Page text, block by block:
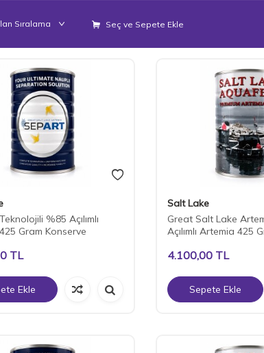
Seç ve Sepete Ekle
%85 Açılımlı
Gram Konserve
TL
Ekle
Salt Lake
Great Salt Lake
Açılımlı Artemia 425
4.100,00TL
Sepete Ekle